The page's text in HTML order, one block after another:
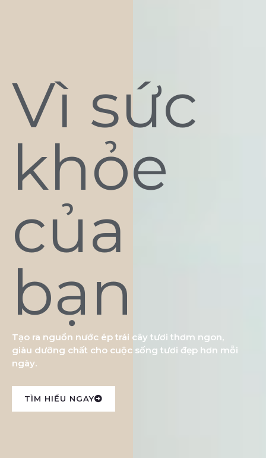
Vì sức
khỏe
của
bạn
Tạo ra nguồn nước ép trái cây tươi thơm ngon,
giàu dưỡng chất cho cuộc sống tươi đẹp hơn mỗi
ngày.
TÌM HIỂU NGAY